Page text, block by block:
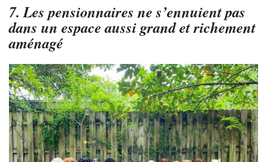
7. Les pensionnaires ne s’ennuient pas
dans un espace aussi grand et richement
aménagé